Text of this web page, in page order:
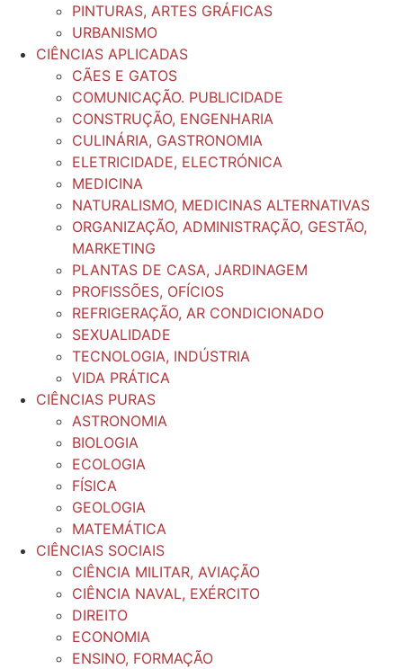
PINTURAS, ARTES GRÁFICAS
URBANISMO
CIÊNCIAS APLICADAS
CÃES E GATOS
COMUNICAÇÃO. PUBLICIDADE
CONSTRUÇÃO, ENGENHARIA
CULINÁRIA, GASTRONOMIA
ELETRICIDADE, ELECTRÓNICA
MEDICINA
NATURALISMO, MEDICINAS ALTERNATIVAS
ORGANIZAÇÃO, ADMINISTRAÇÃO, GESTÃO,
MARKETING
PLANTAS DE CASA, JARDINAGEM
PROFISSÕES, OFÍCIOS
REFRIGERAÇÃO, AR CONDICIONADO
SEXUALIDADE
TECNOLOGIA, INDÚSTRIA
VIDA PRÁTICA
CIÊNCIAS PURAS
ASTRONOMIA
BIOLOGIA
ECOLOGIA
FÍSICA
GEOLOGIA
MATEMÁTICA
CIÊNCIAS SOCIAIS
CIÊNCIA MILITAR, AVIAÇÃO
CIÊNCIA NAVAL, EXÉRCITO
DIREITO
ECONOMIA
ENSINO, FORMAÇÃO